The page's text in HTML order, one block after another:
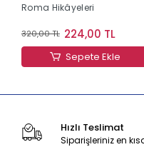
Roma Hikâyeleri
320,00 TL 224,00 TL
Sepete Ekle
Hızlı Teslimat
Siparişleriniz en